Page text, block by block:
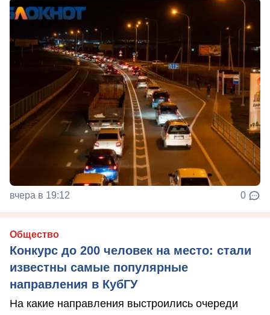
вчера в 19:12 0
Общество
Конкурс до 200 человек на место: стали
известны самые популярные
направления в КубГУ
На какие направления выстроились очереди